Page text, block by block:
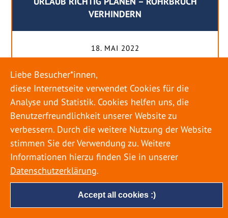
VERHINDERN
18. MAI 2022
genießen ihren Urlaub. Dabei zieht es die Einen
weiter weg, die Anderen bleiben dann doch
lieber in der Heimat. Wenn Sie für eine längere
Zeit wegfahren möchten, gibt es einige Dinge zu
beachten, damit nicht anschließend eine böse
Überraschung auf Sie wartet. Um einen
möglichst entspannten Urlaub zu […]
Accept all cookies :)
Liebe Besucher*innen,
diese Internetseite verwendet Cookies für die
Analyse und Statistik. Cookies helfen uns, die
Benutzerfreundlichkeit unserer Website zu
verbessern. Durch die weitere Nutzung der Website
stimmen Sie der Verwendung zu. Weitere
Informationen hierzu finden Sie in unserer
Datenschutzerklärung.